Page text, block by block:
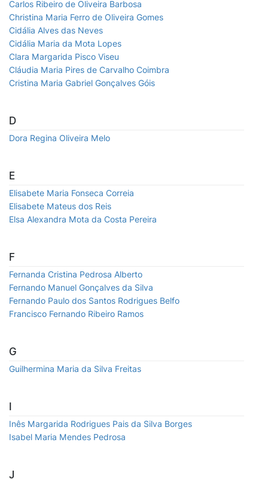
Carlos Ribeiro de Oliveira Barbosa
Christina Maria Ferro de Oliveira Gomes
Cidália Alves das Neves
Cidália Maria da Mota Lopes
Clara Margarida Pisco Viseu
Cláudia Maria Pires de Carvalho Coimbra
Cristina Maria Gabriel Gonçalves Góis
D
Dora Regina Oliveira Melo
E
Elisabete Maria Fonseca Correia
Elisabete Mateus dos Reis
Elsa Alexandra Mota da Costa Pereira
F
Fernanda Cristina Pedrosa Alberto
Fernando Manuel Gonçalves da Silva
Fernando Paulo dos Santos Rodrigues Belfo
Francisco Fernando Ribeiro Ramos
G
Guilhermina Maria da Silva Freitas
I
Inês Margarida Rodrigues Pais da Silva Borges
Isabel Maria Mendes Pedrosa
J